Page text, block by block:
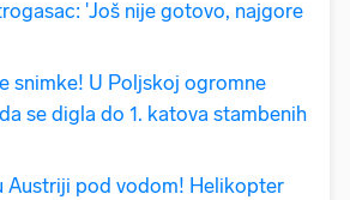
'Još nije gotovo, najgore
snimke! U Poljskoj ogromne
se digla do 1. katova stambenih
Austriji pod vodom! Helikopter